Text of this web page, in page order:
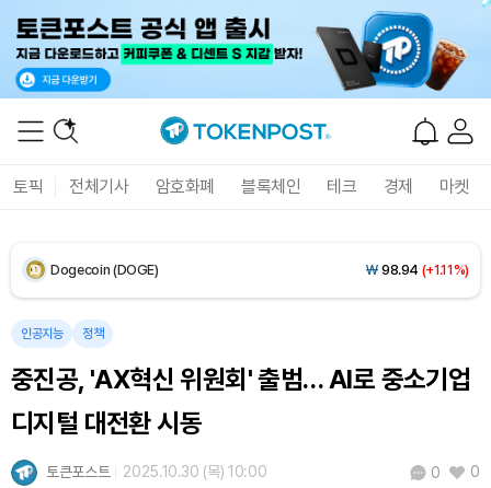
토픽 전체기사 암호화폐 블록체인 테크 경제 마켓
XRP (XRP) ₩1,459(+0.15%)
Solana (SOL) ₩ 105,478 (+1.89%)
TRON (TRX) (+0.67%)
Hyperliquid (HYPE) ₩ 77,093 (-3.40%)
인공지능 정책
중진공, 'AX혁신 위원회' 출범… AI로 중소기업
디지털 대전환 시동
토큰포스트 2025.10.30 (목) 10:00 0 0